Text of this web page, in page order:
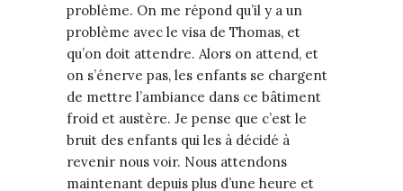
problème. On me répond qu’il y a un
problème avec le visa de Thomas, et
qu’on doit attendre. Alors on attend, et
on s’énerve pas, les enfants se chargent
de mettre l’ambiance dans ce bâtiment
froid et austère. Je pense que c’est le
bruit des enfants qui les à décidé à
revenir nous voir. Nous attendons
maintenant depuis plus d’une heure et